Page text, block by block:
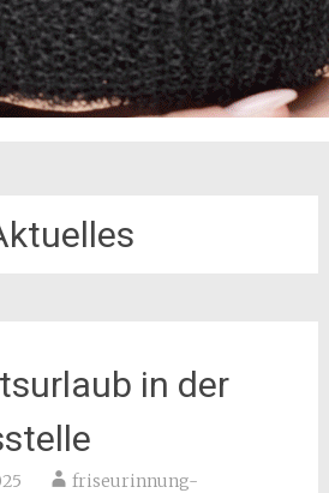
in der
friseurinnung-